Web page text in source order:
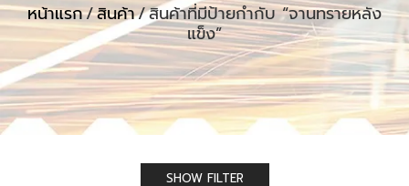
หน้าแรก/สินค้า/สินค้าที่มีป้ายกำกับ “จานทรายหลัง
แข็ง”
SHOW FILTER